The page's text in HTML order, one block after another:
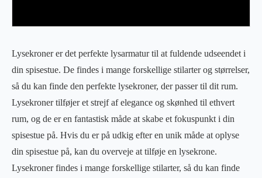
Lysekroner er det perfekte lysarmatur til at fuldende udseendet i
din spisestue. De findes i mange forskellige stilarter og størrelser,
så du kan finde den perfekte lysekroner, der passer til dit rum.
Lysekroner tilføjer et strejf af elegance og skønhed til ethvert
rum, og de er en fantastisk måde at skabe et fokuspunkt i din
spisestue på. Hvis du er på udkig efter en unik måde at oplyse
din spisestue på, kan du overveje at tilføje en lysekrone.
Lysekroner findes i mange forskellige stilarter, så du kan finde